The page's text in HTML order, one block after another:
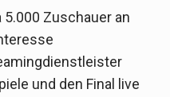
Zuschauer an
und den Final live